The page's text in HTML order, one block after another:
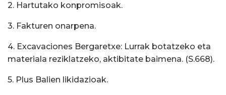
2. Hartutako konpromisoak.
3. Fakturen onarpena.
4. Excavaciones Bergaretxe: Lurrak botatzeko eta
materiala reziklatzeko, aktibitate baimena. (S.668).
5. Plus Balien likidazioak.